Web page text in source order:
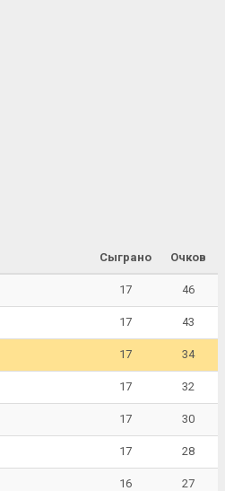
Сыграно Очков
17 46
17 43
17 34
17 32
17 30
17 28
16 27